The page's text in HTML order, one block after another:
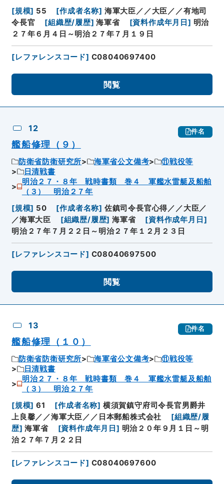
[規模] 55 [作成者名称] 海軍大臣／／大臣／／有地司
令長官
[組織歴/履歴] 海軍省 [資料作成年月日 ] 明治
２７年６月４日～明治２７年７月１９日
[レファレンスコード] C08040697400
閲覧
12 件名
艦船修理（９）
防衛省防衛研究所 海軍省公文備考
⑪戦役等
日清戦書
明治２７・８年 戦時書類 巻４ 軍艦水雷艇及船舶
（３） 明治２７年
[規模] 50 [作成者名称] 佐鎮司令長官心得／／大臣／
／海軍大臣
[組織歴/履歴] 海軍省 [資料作成年月日 ]
明治２７年７月２２日～明治２７年１２月２３日
[レファレンスコード] C08040697500
閲覧
13 件名
艦船修理（１０）
防衛省防衛研究所 海軍省公文備考
⑪戦役等
日清戦書
明治２７・８年 戦時書類 巻４ 軍艦水雷艇及船舶
（３） 明治２７年
[規模] 61 [作成者名称] 横須賀鎮守府司令長官男爵井
上良馨／／海軍大臣／／日本郵船株式会社
[組織歴/履
歴] 海軍省 [資料作成年月日] 明治２０年９月１日～明
治２７年７月２２日
[レファレンスコード] C08040697600